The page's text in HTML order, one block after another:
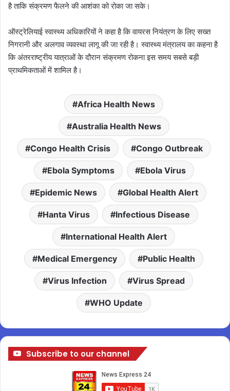
है ताकि संक्रमण फैलने की आशंका को रोका जा सके।
ऑस्ट्रेलियाई स्वास्थ्य अधिकारियों ने कहा है कि वायरस नियंत्रण के लिए सख्त
निगरानी और अलगाव व्यवस्था लागू की जा रही है। स्वास्थ्य मंत्रालय का कहना है
कि अंतरराष्ट्रीय यात्राओं के दौरान संक्रमण रोकना इस समय सबसे बड़ी
प्राथमिकताओं में शामिल है।
Africa Health News
Australia Health News
Congo Health Crisis Congo Outbreak
Ebola Symptoms Ebola Virus
Epidemic News Global Health Alert
Hanta Virus Infectious Disease
International Health Alert
Medical Emergency Public Health
Virus Infection Virus Spread
WHO Update
Subscribe to our channel